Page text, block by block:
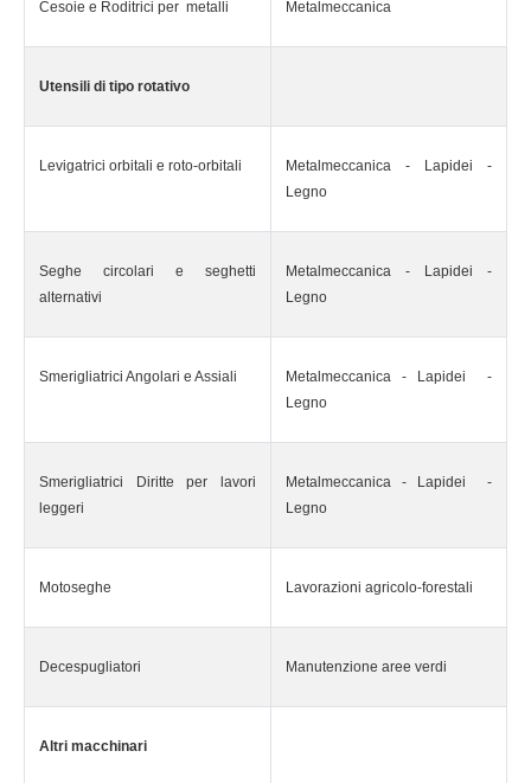
Cesoie e Roditrici per metalli Metalmeccanica
Utensili di tipo rotativo
Levigatrici orbitali e roto-orbitali
Metalmeccanica - Lapidei -
Legno
Seghe circolari e seghetti
alternativi
Metalmeccanica - Lapidei -
Legno
Smerigliatrici Angolari e Assiali
Metalmeccanica - Lapidei -
Legno
Smerigliatrici Diritte per lavori
leggeri
Metalmeccanica - Lapidei -
Legno
Motoseghe Lavorazioni agricolo-forestali
Decespugliatori Manutenzione aree verdi
Altri macchinari